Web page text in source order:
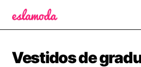
Vestidos de